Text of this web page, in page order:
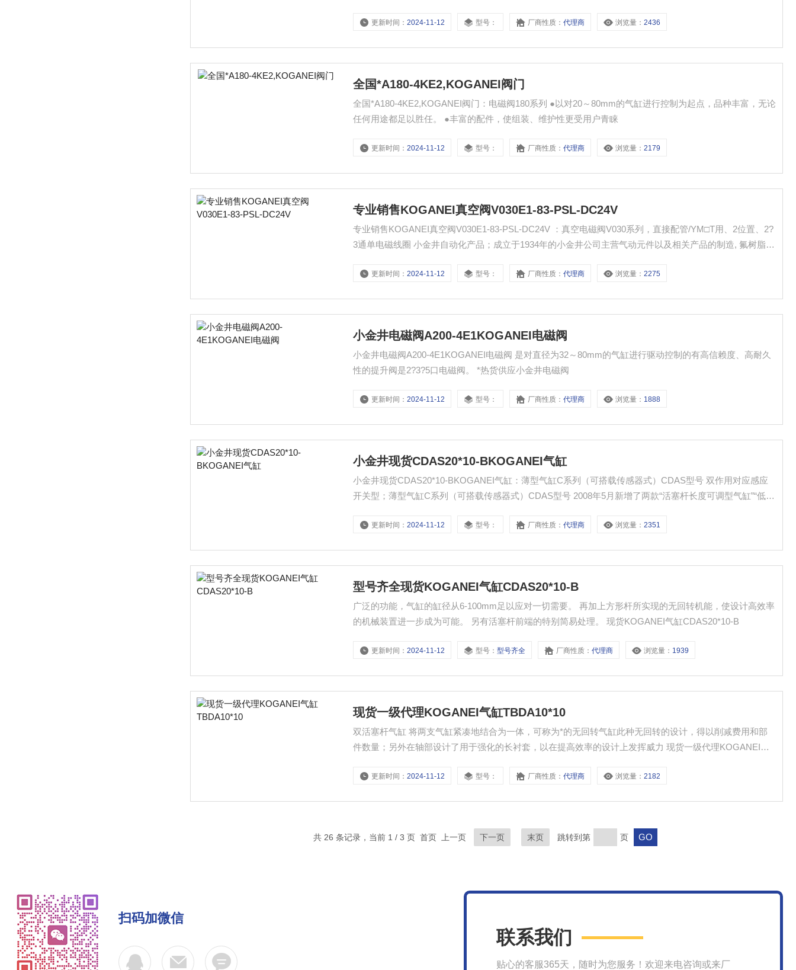
更新时间：2024-11-12 型号： 厂商性质：代理商 浏览量：2436
全国*A180-4KE2,KOGANEI阀门
全国*A180-4KE2,KOGANEI阀门：电磁阀180系列 ●以对20～80mm的气缸进行控制为起点，品种丰富，无论
任何用途都足以胜任。 ●丰富的配件，使组装、维护性更受用户青睐
更新时间：2024-11-12 型号： 厂商性质：代理商 浏览量：2179
专业销售KOGANEI真空阀V030E1-83-PSL-DC24V
专业销售KOGANEI真空阀V030E1-83-PSL-DC24V ：真空电磁阀V030系列，直接配管/YM□T用、2位置、2?
3通单电磁线圈 小金井自动化产品；成立于1934年的小金井公司主营气动元件以及相关产品的制造, 氟树脂元
更新时间：2024-11-12 型号： 厂商性质：代理商 浏览量：2275
小金井电磁阀A200-4E1KOGANEI电磁阀
小金井电磁阀A200-4E1KOGANEI电磁阀 是对直径为32～80mm的气缸进行驱动控制的有高信赖度、高耐久
性的提升阀是2?3?5口电磁阀。 *热货供应小金井电磁阀
更新时间：2024-11-12 型号： 厂商性质：代理商 浏览量： 1888
小金井现货CDAS20*10-BKOGANEI气缸
小金井现货CDAS20*10-BKOGANEI气缸：薄型气缸C系列（可搭载传感器式）CDAS型号 双作用对应感应
开关型；薄型气缸C系列（可搭载传感器式）CDAS型号 2008年5月新增了两款“活塞杆长度可调型气缸”“低摩
更新时间：2024-11-12 型号： 厂商性质：代理商 浏览量：2351
型号齐全现货KOGANEI气缸CDAS20*10-B
广泛的功能，气缸的缸径从6-100mm足以应对一切需要。 再加上方形杆所实现的无回转机能，使设计高效率
的机械装置进一步成为可能。 另有活塞杆前端的特别简易处理。 现货KOGANEI气缸CDAS20*10-B
更新时间：2024-11-12 型号：型号齐全 厂商性质：代理商 浏览量： 1939
现货一级代理KOGANEI气缸TBDA10*10
双活塞杆气缸 将两支气缸紧凑地结合为一体，可称为*的无回转气缸此种无回转的设计，得以削减费用和部
件数量；另外在轴部设计了用于强化的长衬套，以在提高效率的设计上发挥威力 现货一级代理KOGANEI气
更新时间：2024-11-12 型号： 厂商性质：代理商 浏览量：2182
共 26 条记录，当前 1 / 3 页 首页 上一页 下一页 末页 跳转到第 页
扫码加微信
联系我们
贴心的客服365天，随时为您服务！欢迎来电咨询或来厂